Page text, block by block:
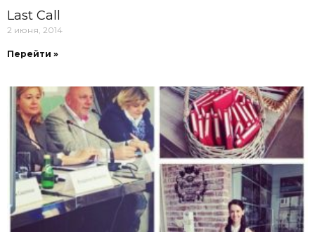
Last Call
2 июня, 2014
Перейти »